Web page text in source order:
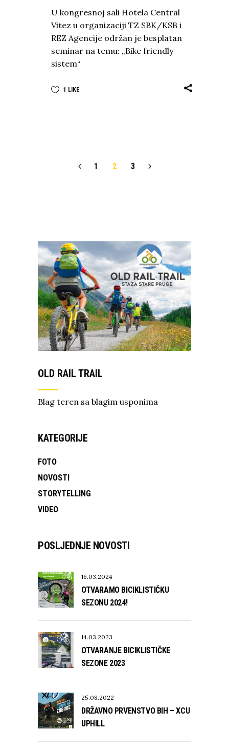
U kongresnoj sali Hotela Central
Vitez u organizaciji TZ SBK/KSB i
REZ Agencije održan je besplatan
seminar na temu: „Bike friendly
sistem“
1 LIKE
1 2 3
OLD RAIL TRAIL
Blag teren sa blagim usponima
KATEGORIJE
FOTO
NOVOSTI
STORYTELLING
VIDEO
POSLJEDNJE NOVOSTI
16.03.2024
OTVARAMO BICIKLISTIČKU
SEZONU 2024!
14.03.2023
OTVARANJE BICIKLISTIČKE
SEZONE 2023
25.08.2022
DRŽAVNO PRVENSTVO BIH – XCU
UPHILL